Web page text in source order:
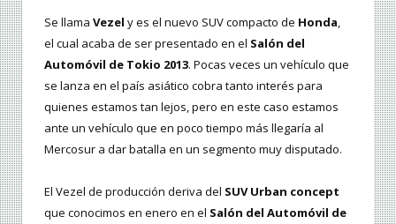
Se llama Vezel y es el nuevo SUV compacto de Honda
el cual acaba de ser presentado en el Salón del
Automóvil de Tokio 2013. Pocas veces un vehículo que
se lanza en el país asiático cobra tanto interés para
quienes estamos tan lejos, pero en este caso estamos
ante un vehículo que en poco tiempo más llegaría al
Mercosur a dar batalla en un segmento muy disputado.
El Vezel de producción deriva del SUV Urban concept
que conocimos en enero en el Salón del Automóvil de